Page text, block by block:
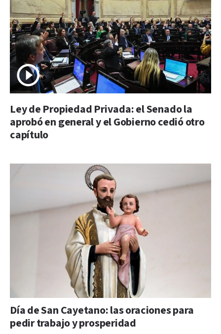
Ley de Propiedad Privada: el Senado la
aprobó en general y el Gobierno cedió otro
capítulo
Día de San Cayetano: las oraciones para
pedir trabajo y prosperidad